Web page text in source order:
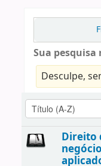
Sua
Desculpe,
Direito